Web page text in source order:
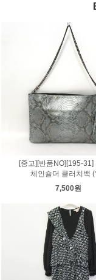
[중고][반품NO][195-31]
체인숄더 클러치백
7,500원